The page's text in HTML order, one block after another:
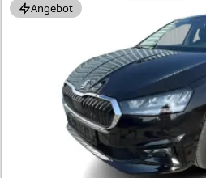
Angebot